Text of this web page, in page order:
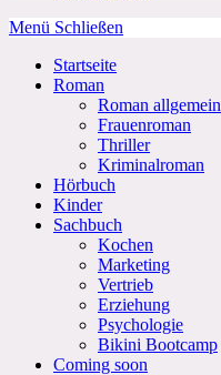
Menü Schließen
Startseite
Roman
Roman allgemein
Frauenroman
Thriller
Kriminalroman
Hörbuch
Kinder
Sachbuch
Kochen
Marketing
Vertrieb
Erziehung
Psychologie
Bikini Bootcamp
Coming soon